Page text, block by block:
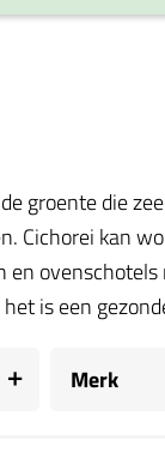
groente die
Cichorei kan
en
is een
Merk